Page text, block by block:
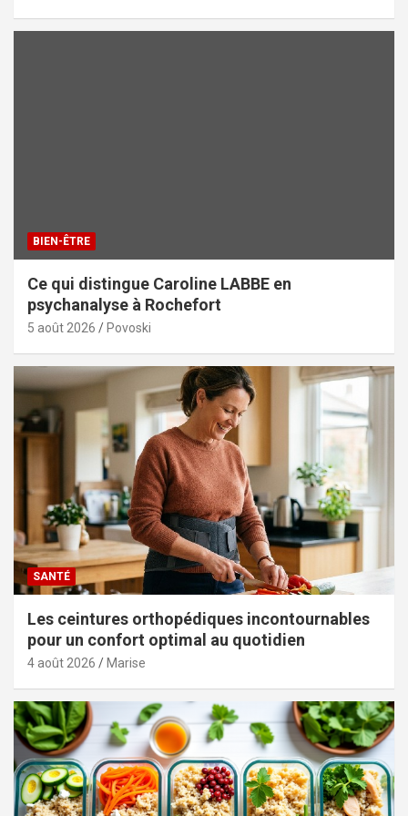
BIEN-ÊTRE
Ce qui distingue Caroline LABBE en
psychanalyse à Rochefort
5 août 2026 Povoski
SANTÉ
Les ceintures orthopédiques incontournables
pour un confort optimal au quotidien
4 août 2026 Marise